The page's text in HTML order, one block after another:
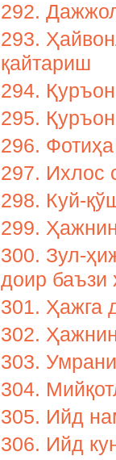
292.
293.
қайтариш
294.
295.
296.
297. Ихлос
298. Куй-
299.
300. Зул-
доир баъзи
301. Ҳажга
302.
303.
304.
305. Ийд
306. Ийд